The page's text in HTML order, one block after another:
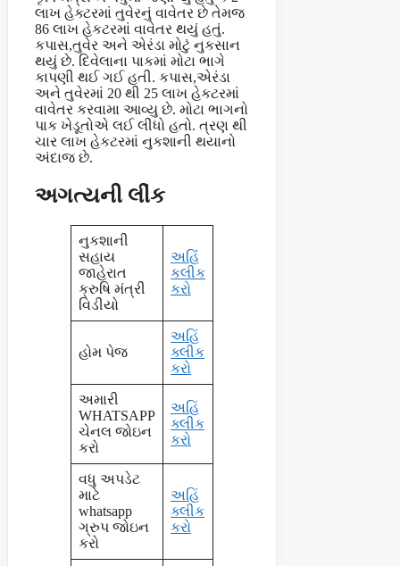
લાખ હેક્ટરમાં તુવેરનું વાવેતર છે તેમજ
86 લાખ હેકટરમાં વાવેતર થયું હતું.
કપાસ,તુવેર અને એરંડા મોટું નુકસાન
થયું છે. દિવેલાના પાકમાં મોટા ભાગે
કાપણી થઈ ગઈ હતી. કપાસ,એરંડા
અને તુવેરમાં 20 થી 25 લાખ હેકટરમાં
વાવેતર કરવામા આવ્યુ છે. મોટા ભાગનો
પાક ખેડૂતોએ લઈ લીધો હતો. ત્રણ થી
ચાર લાખ હેકટરમાં નુકશાની થયાનો
અંદાજ છે.
અગત્યની લીંક
નુકશાની
સહાય
જાહેરાત
ક્રુષિ મંત્રી
વિડીયો
અહિંં
કલીક
કરો
હોમ પેજ
અહિં
ક્લીક
કરો
અમારી
WHATSAPP
ચેનલ જોઇન
કરો
અહિં
ક્લીક
કરો
વધુ અપડેટ
માટે
whatsapp
ગ્રુપ જોઇન
કરો
અહિં
ક્લીક
કરો